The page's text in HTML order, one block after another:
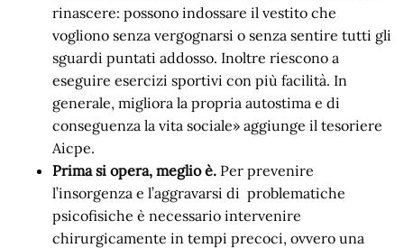
rinascere: possono indossare il vestito che
vogliono senza vergognarsi o senza sentire tutti gli
sguardi puntati addosso. Inoltre riescono a
eseguire esercizi sportivi con più facilità. In
generale, migliora la propria autostima e di
conseguenza la vita sociale» aggiunge il tesoriere
Aicpe.
Prima si opera, meglio è. Per prevenire
l’insorgenza e l’aggravarsi di problematiche
psicofisiche è necessario intervenire
chirurgicamente in tempi precoci, ovvero una